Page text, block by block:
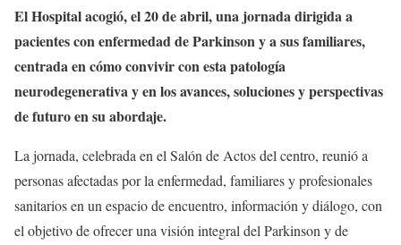
El Hospital acogió, el 20 de abril, una jornada dirigida a
pacientes con enfermedad de Parkinson y a sus familiares,
centrada en cómo convivir con esta patología
neurodegenerativa y en los avances, soluciones y perspectivas
de futuro en su abordaje.
La jornada, celebrada en el Salón de Actos del centro, reunió a
personas afectadas por la enfermedad, familiares y profesionales
sanitarios en un espacio de encuentro, información y diálogo, con
el objetivo de ofrecer una visión integral del Parkinson y de